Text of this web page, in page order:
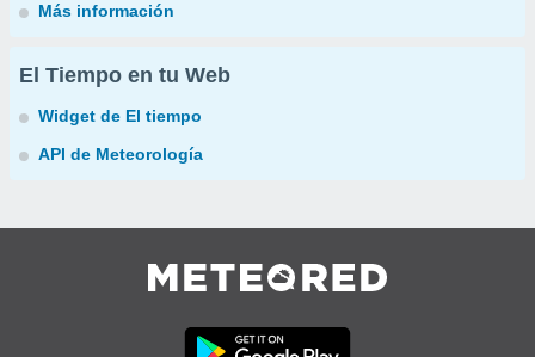
Más información
El Tiempo en tu Web
Widget de El tiempo
API de Meteorología